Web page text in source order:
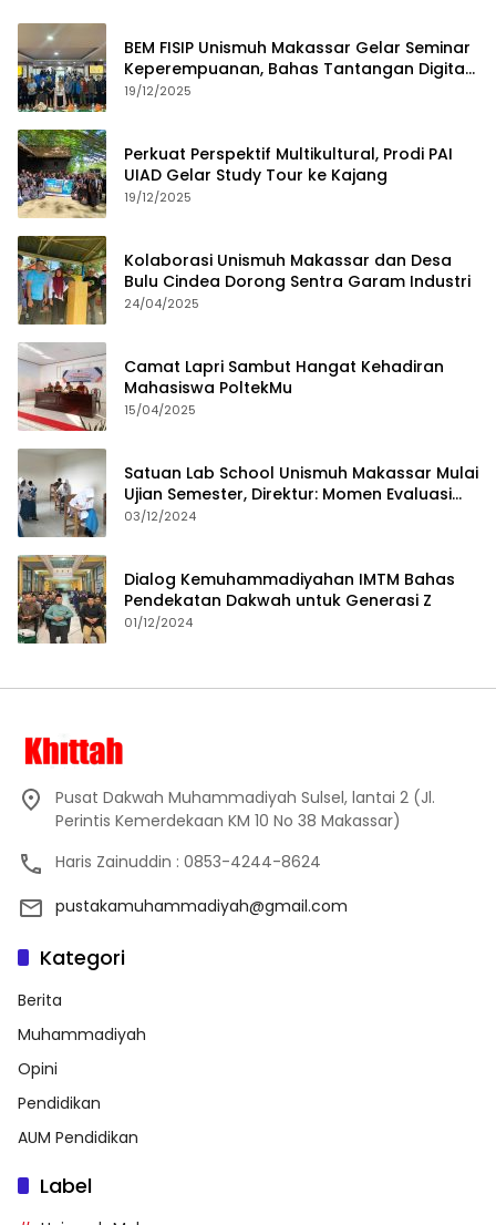
BEM FISIP Unismuh Makassar Gelar Seminar
Keperempuanan, Bahas Tantangan Digital
dan Budaya Lokal
19/12/2025
Perkuat Perspektif Multikultural, Prodi PAI
UIAD Gelar Study Tour ke Kajang
19/12/2025
Kolaborasi Unismuh Makassar dan Desa
Bulu Cindea Dorong Sentra Garam Industri
24/04/2025
Camat Lapri Sambut Hangat Kehadiran
Mahasiswa PoltekMu
15/04/2025
Satuan Lab School Unismuh Makassar Mulai
Ujian Semester, Direktur: Momen Evaluasi
Proses Pembelajaran
03/12/2024
Dialog Kemuhammadiyahan IMTM Bahas
Pendekatan Dakwah untuk Generasi Z
01/12/2024
Pusat Dakwah Muhammadiyah Sulsel, lantai 2 (Jl.
Perintis Kemerdekaan KM 10 No 38 Makassar)
Haris Zainuddin : 0853-4244-8624
pustakamuhammadiyah@gmail.com
Kategori
Berita
Muhammadiyah
Opini
Pendidikan
AUM Pendidikan
Label